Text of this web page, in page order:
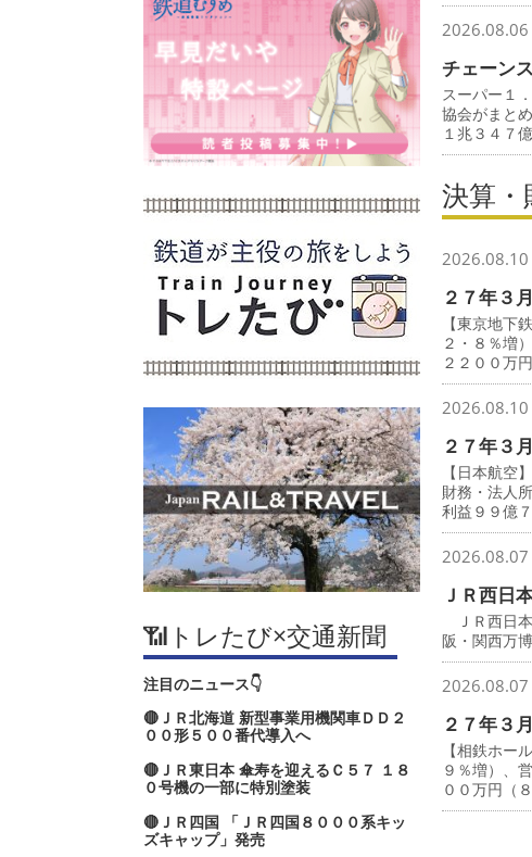
📶トレたび×交通新聞
注目のニュース👇
🔴ＪＲ北海道 新型事業用機関車ＤＤ２
００形５００番代導入へ
🔴ＪＲ東日本 傘寿を迎えるＣ５７ １８
０号機の一部に特別塗装
🔴ＪＲ四国 「ＪＲ四国８０００系キッ
ズキャップ」発売
2026.08.06
チェーン
スーパー１
協会がまと
１兆３４７億
決算・
2026.08.10
２７年３
【東京地下
２・８％増
２２００万円
2026.08.10
２７年３
【日本航空
財務・法人
利益９９億７
2026.08.07
ＪＲ西日
ＪＲ西日
阪・関西万
2026.08.07
２７年３
【相鉄ホー
９％増）、
００万円（